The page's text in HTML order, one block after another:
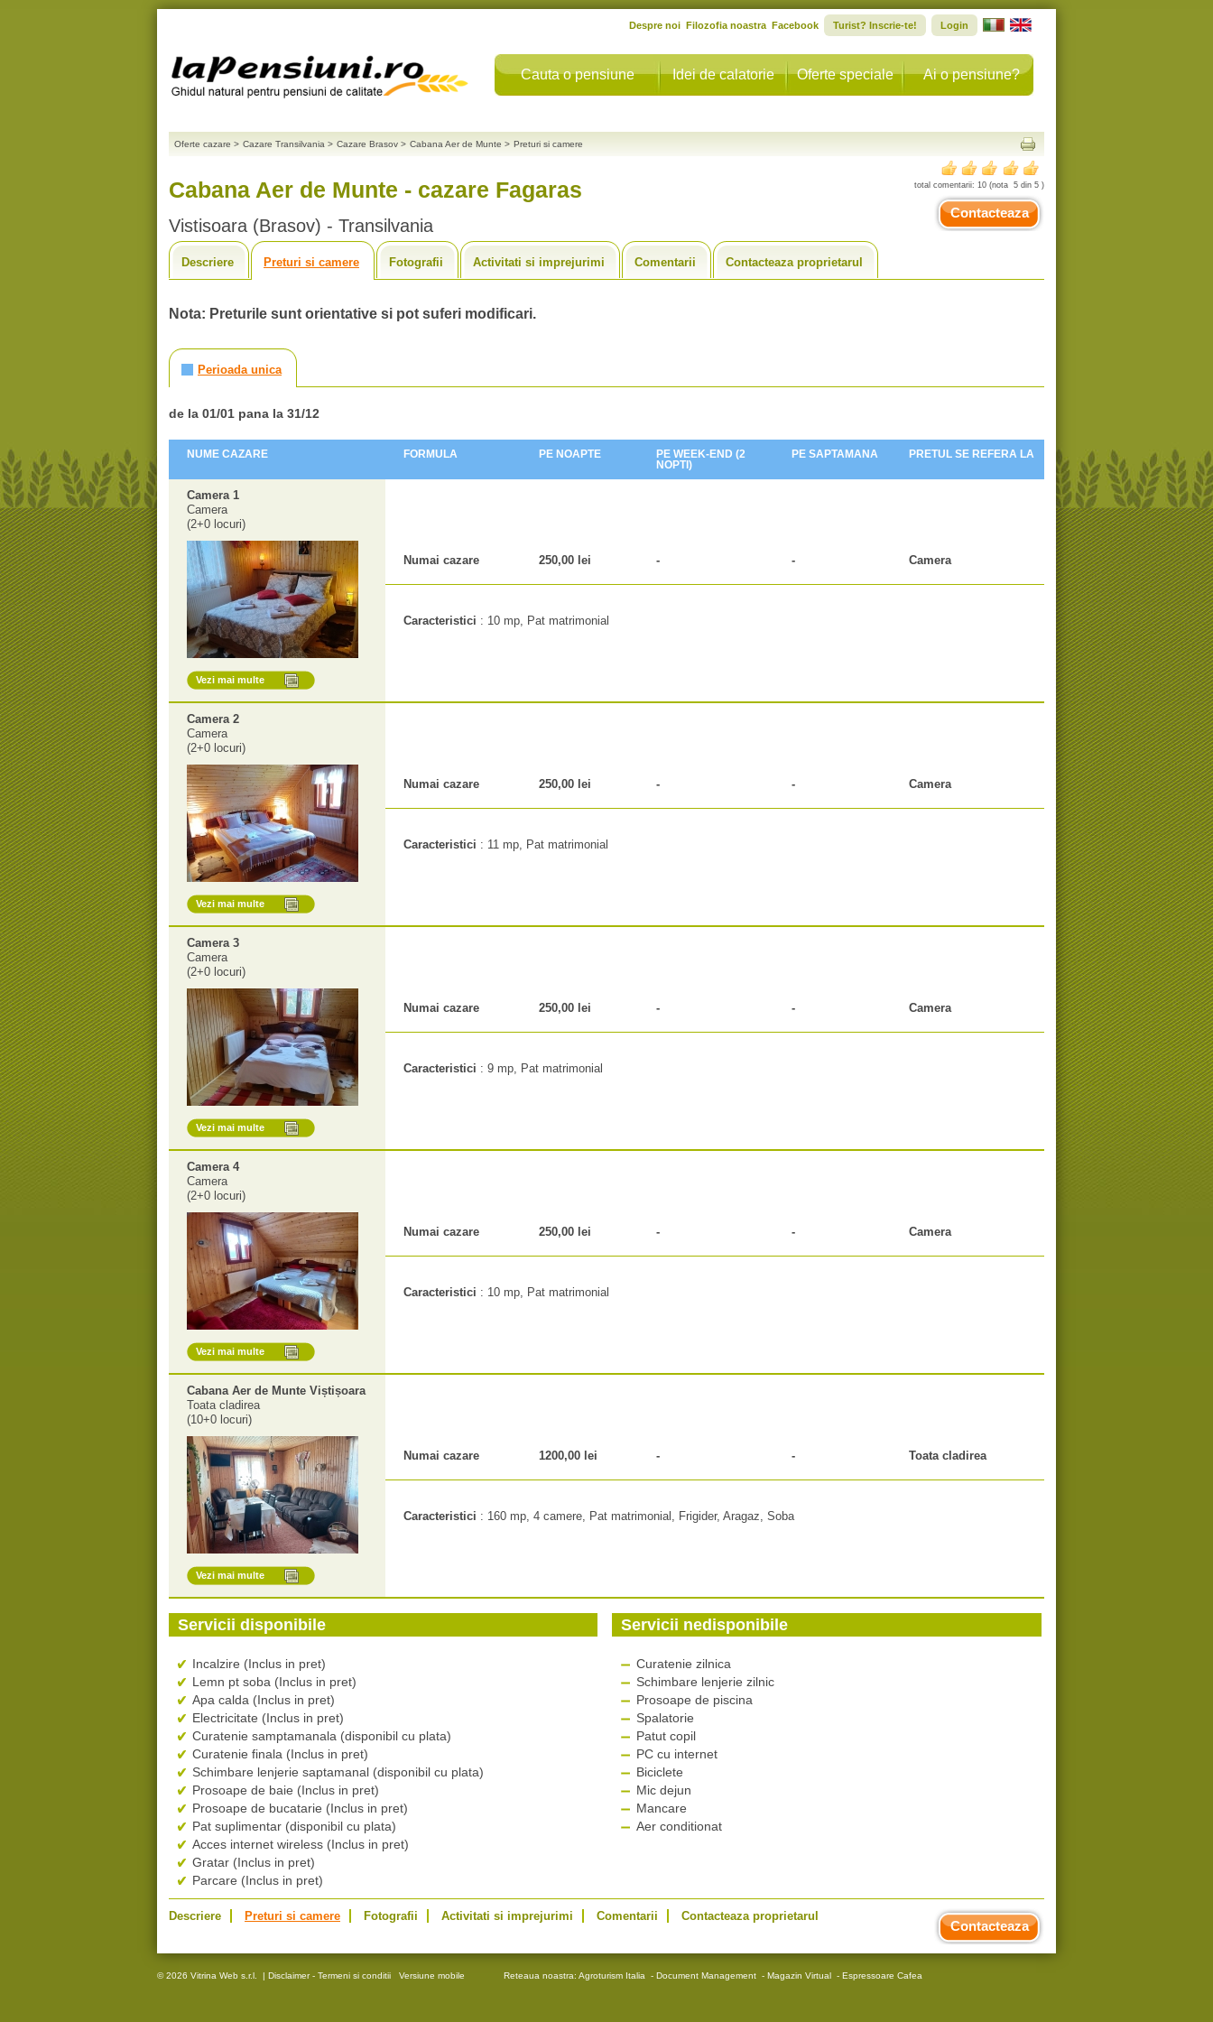
Cauta o pensiune Idei de calatorie Oferte speciale Ai o pensiune?
Despre noi Filozofia noastra Facebook Turist? Inscrie-te! Login
Oferte cazare > Cazare Transilvania > Cazare Brasov > Cabana Aer de Munte > Preturi si camere
Cabana Aer de Munte - cazare Fagaras
Vistisoara (Brasov) - Transilvania
total comentarii: 10 (nota 5 din 5 )
Contacteaza
Descriere Preturi si camere Fotografii Activitati si imprejurimi Comentarii Contacteaza proprietarul
Nota: Preturile sunt orientative si pot suferi modificari.
Perioada unica
de la 01/01 pana la 31/12
NUME CAZARE FORMULA PE NOAPTE
PE WEEK-END (2
NOPTI)
PE SAPTAMANA PRETUL SE REFERA LA
Camera 1
Camera
(2+0 locuri)
Vezi mai multe
Numai cazare 250,00 lei - - Camera
Caracteristici : 10 mp, Pat matrimonial
Camera 2
Camera
(2+0 locuri)
Vezi mai multe
Numai cazare 250,00 lei - - Camera
Caracteristici : 11 mp, Pat matrimonial
Camera 3
Camera
(2+0 locuri)
Vezi mai multe
Numai cazare 250,00 lei - - Camera
Caracteristici : 9 mp, Pat matrimonial
Camera 4
Camera
(2+0 locuri)
Vezi mai multe
Numai cazare 250,00 lei - - Camera
Caracteristici : 10 mp, Pat matrimonial
Cabana Aer de Munte Viștișoara
Toata cladirea
(10+0 locuri)
Vezi mai multe
Numai cazare 1200,00 lei - - Toata cladirea
Caracteristici : 160 mp, 4 camere, Pat matrimonial, Frigider, Aragaz, Soba
Servicii disponibile
Incalzire (Inclus in pret)
Lemn pt soba (Inclus in pret)
Apa calda (Inclus in pret)
Electricitate (Inclus in pret)
Curatenie samptamanala (disponibil cu plata)
Curatenie finala (Inclus in pret)
Schimbare lenjerie saptamanal (disponibil cu plata)
Prosoape de baie (Inclus in pret)
Prosoape de bucatarie (Inclus in pret)
Pat suplimentar (disponibil cu plata)
Acces internet wireless (Inclus in pret)
Gratar (Inclus in pret)
Parcare (Inclus in pret)
Servicii nedisponibile
Curatenie zilnica
Schimbare lenjerie zilnic
Prosoape de piscina
Spalatorie
Patut copil
PC cu internet
Biciclete
Mic dejun
Mancare
Aer conditionat
Descriere Preturi si camere Fotografii Activitati si imprejurimi Comentarii Contacteaza proprietarul
Contacteaza
© 2026 Vitrina Web s.r.l. | Disclaimer - Termeni si conditii Versiune mobile Reteaua noastra: Agroturism Italia - Document Management - Magazin Virtual - Espressoare Cafea